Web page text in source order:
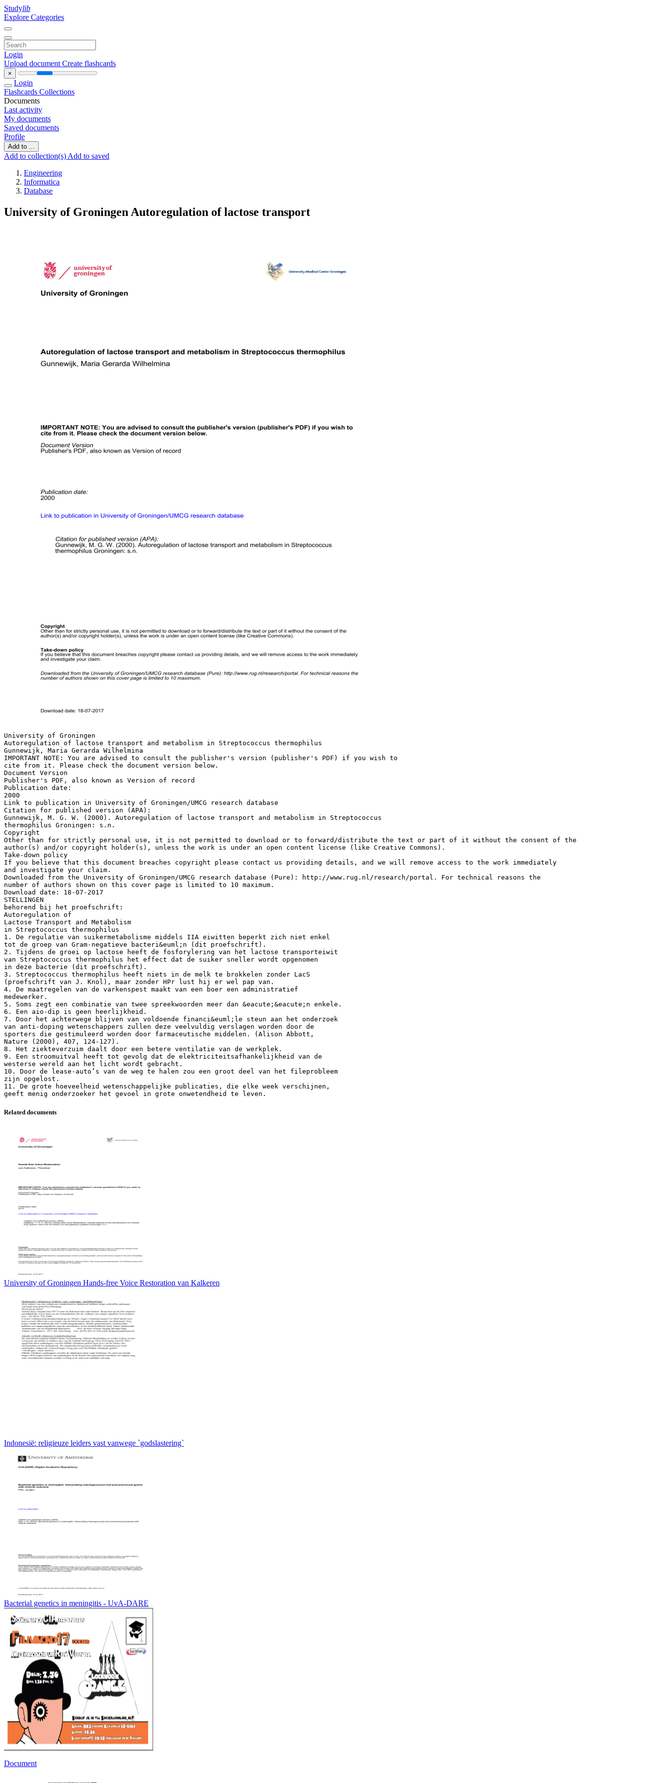
Studylib
Explore Categories
Login
Upload document Create flashcards
×
Login
Flashcards Collections
Documents
Last activity
My documents
Saved documents
Profile
Add to ...
Add to collection(s) Add to saved
Engineering
Informatica
Database
University of Groningen Autoregulation of lactose transport
University of Groningen
Autoregulation of lactose transport and metabolism in Streptococcus thermophilus
Gunnewijk, Maria Gerarda Wilhelmina
IMPORTANT NOTE: You are advised to consult the publisher's version (publisher's PDF) if you wish to
cite from it. Please check the document version below.
Document Version
Publisher's PDF, also known as Version of record
Publication date:
2000
Link to publication in University of Groningen/UMCG research database
Citation for published version (APA):
Gunnewijk, M. G. W. (2000). Autoregulation of lactose transport and metabolism in Streptococcus
thermophilus Groningen: s.n.
Copyright
Other than for strictly personal use, it is not permitted to download or to forward/distribute the text or part of it without the consent of the
author(s) and/or copyright holder(s), unless the work is under an open content license (like Creative Commons).
Take-down policy
If you believe that this document breaches copyright please contact us providing details, and we will remove access to the work immediately
and investigate your claim.
Downloaded from the University of Groningen/UMCG research database (Pure): http://www.rug.nl/research/portal. For technical reasons the
number of authors shown on this cover page is limited to 10 maximum.
Download date: 18-07-2017
STELLINGEN
behorend bij het proefschrift:
Autoregulation of
Lactose Transport and Metabolism
in Streptococcus thermophilus
1. De regulatie van suikermetabolisme middels IIA eiwitten beperkt zich niet enkel
tot de groep van Gram-negatieve bacteri&euml;n (dit proefschrift).
2. Tijdens de groei op lactose heeft de fosforylering van het lactose transporteiwit
van Streptococcus thermophilus het effect dat de suiker sneller wordt opgenomen
in deze bacterie (dit proefschrift).
3. Streptococcus thermophilus heeft niets in de melk te brokkelen zonder LacS
(proefschrift van J. Knol), maar zonder HPr lust hij er wel pap van.
4. De maatregelen van de varkenspest maakt van een boer een administratief
medewerker.
5. Soms zegt een combinatie van twee spreekwoorden meer dan &eacute;&eacute;n enkele.
6. Een aio-dip is geen heerlijkheid.
7. Door het achterwege blijven van voldoende financi&euml;le steun aan het onderzoek
van anti-doping wetenschappers zullen deze veelvuldig verslagen worden door de
sporters die gestimuleerd worden door farmaceutische middelen. (Alison Abbott,
Nature (2000), 407, 124-127).
8. Het ziekteverzuim daalt door een betere ventilatie van de werkplek.
9. Een stroomuitval heeft tot gevolg dat de elektriciteitsafhankelijkheid van de
westerse wereld aan het licht wordt gebracht.
10. Door de lease-auto’s van de weg te halen zou een groot deel van het fileprobleem
zijn opgelost.
11. De grote hoeveelheid wetenschappelijke publicaties, die elke week verschijnen,
Related documents
University of Groningen Hands-free Voice Restoration van Kalkeren
Indonesië: religieuze leiders vast vanwege `godslastering`
Bacterial genetics in meningitis - UvA-DARE
Document